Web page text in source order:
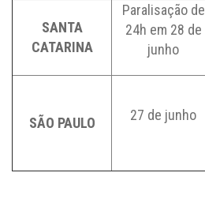
SANTA
CATARINA
Paralisação de
24h em 28 de
junho
SÃO PAULO 27 de junho